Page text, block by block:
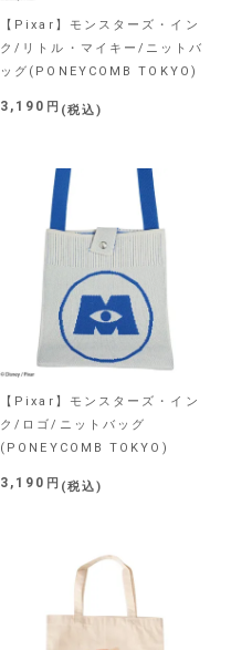
【Pixar】モンスターズ・イン
ク/リトル・マイキー/ニットバ
ッグ(PONEYCOMB TOKYO)
3,190 税込
【Pixar】モンスターズ・イン
ク/ロゴ/ニットバッグ
(PONEYCOMB TOKYO)
3,190 税込